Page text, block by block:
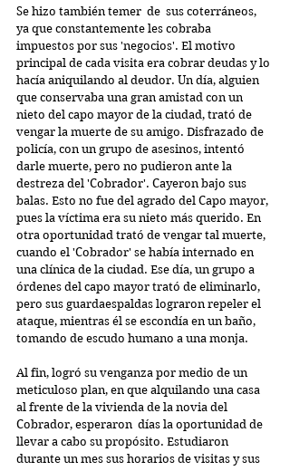
Se hizo también temer  de  sus coterráneos,
ya que constantemente les cobraba
impuestos por sus 'negocios'. El motivo
principal de cada visita era cobrar deudas y lo
hacía aniquilando al deudor. Un día, alguien
que conservaba una gran amistad con un
nieto del capo mayor de la ciudad, trató de
vengar la muerte de su amigo. Disfrazado de
policía, con un grupo de asesinos, intentó
darle muerte, pero no pudieron ante la
destreza del 'Cobrador'. Cayeron bajo sus
balas. Esto no fue del agrado del Capo mayor,
pues la víctima era su nieto más querido. En
otra oportunidad trató de vengar tal muerte,
cuando el 'Cobrador' se había internado en
una clínica de la ciudad. Ese día, un grupo a
órdenes del capo mayor trató de eliminarlo,
pero sus guardaespaldas lograron repeler el
ataque, mientras él se escondía en un baño,
tomando de escudo humano a una monja.
Al fin, logró su venganza por medio de un
meticuloso plan, en que alquilando una casa
al frente de la vivienda de la novia del
Cobrador, esperaron  días la oportunidad de
llevar a cabo su propósito. Estudiaron
durante un mes sus horarios de visitas y sus